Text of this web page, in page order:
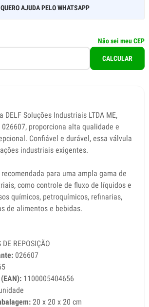
QUERO AJUDA PELO WHATSAPP
Não sei meu CEP
CALCULAR
DELF Soluções Industriais LTDA ME,
proporciona alta qualidade e
Confiável e durável, essa válvula
industriais exigentes.
para uma ampla gama de
como controle de fluxo de líquidos e
químicos, petroquímicos, refinarias,
de alimentos e bebidas.
DE REPOSIÇÃO
026607
1100005404656
20 x 20 x 20 cm